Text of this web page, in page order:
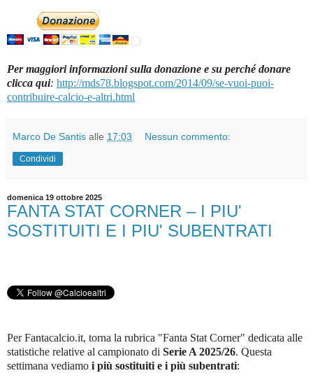
Per maggiori informazioni sulla donazione e su perché donare
clicca qui: http://mds78.blogspot.com/2014/09/se-vuoi-puoi-
contribuire-calcio-e-altri.html
Marco De Santis alle 17:03 Nessun commento:
Condividi
domenica 19 ottobre 2025
FANTA STAT CORNER – I PIU'
SOSTITUITI E I PIU' SUBENTRATI
Per Fantacalcio.it, torna la rubrica "Fanta Stat Corner" dedicata alle
statistiche relative al campionato di Serie A 2025/26. Questa
settimana vediamo i più sostituiti e i più subentrati: